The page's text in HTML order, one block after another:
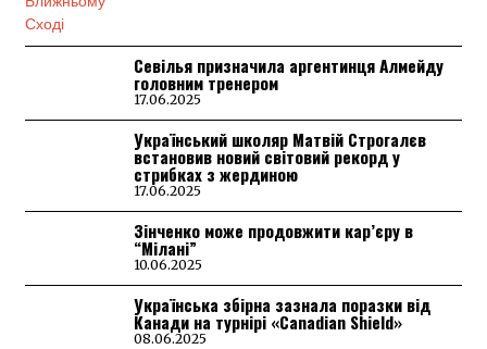
Севілья призначила аргентинця Алмейду
головним тренером
17.06.2025
Український школяр Матвій Строгалєв
встановив новий світовий рекорд у
стрибках з жердиною
17.06.2025
Зінченко може продовжити кар’єру в
“Мілані”
10.06.2025
Українська збірна зазнала поразки від
Канади на турнірі «Canadian Shield»
08.06.2025